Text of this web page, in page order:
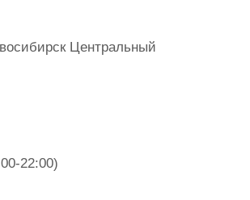
Центральный
22:00)